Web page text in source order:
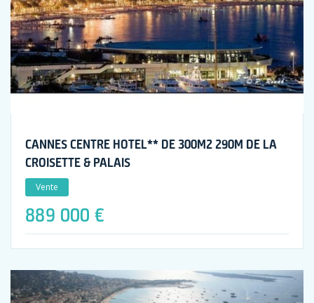
CANNES CENTRE HOTEL** DE 300M2 290M DE LA
CROISETTE & PALAIS
Vente
889 000 €